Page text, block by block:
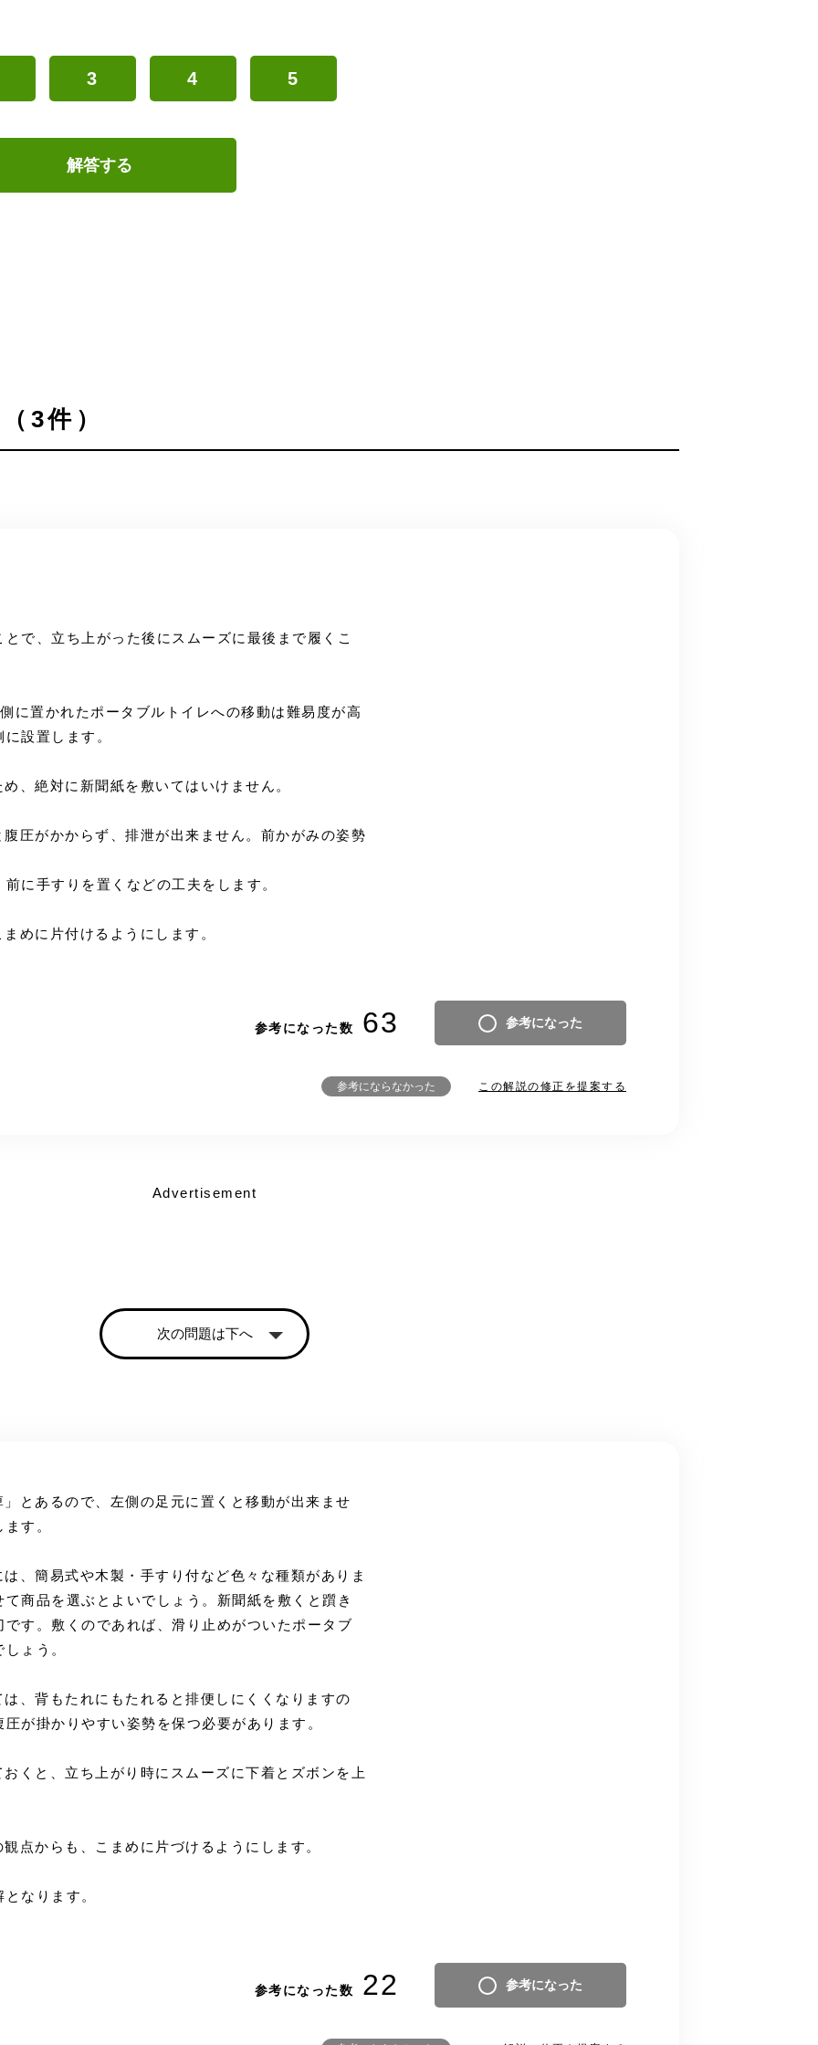
3 4 5
解答する
3件）
で、立ち上がった後にスムーズに最後まで履くこ
に置かれたポータブルトイレへの移動は難易度が高
設置します。
、絶対に新聞紙を敷いてはいけません。
圧がかからず、排泄が出来ません。前かがみの姿勢
に手すりを置くなどの工夫をします。
めに片付けるようにします。
参考になった数 63 参考になった
参考にならなかった この解説の修正を提案する
Advertisement
次の問題は下へ
とあるので、左側の足元に置くと移動が出来ませ
す。
、簡易式や木製・手すり付など色々な種類がありま
商品を選ぶとよいでしょう。新聞紙を敷くと躓き
す。敷くのであれば、滑り止めがついたポータブ
ょう。
、背もたれにもたれると排便しにくくなりますの
が掛かりやすい姿勢を保つ必要があります。
くと、立ち上がり時にスムーズに下着とズボンを上
点からも、こまめに片づけるようにします。
なります。
参考になった数 22 参考になった